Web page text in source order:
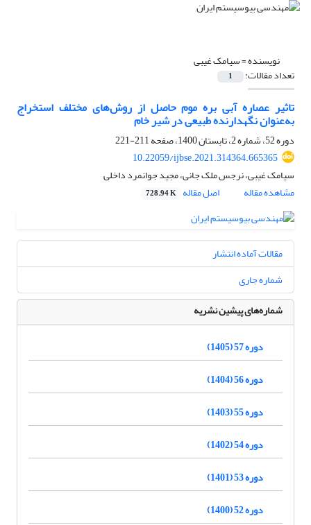
نویسنده =سیامک غیبی
تعداد مقالات: 1
تاثیر عصاره‌ آبی بره موم حاصل از روش‌های مختلف استخراج
به‌عنوان نگهدارنده طبیعی در شیر خام
دوره 52، شماره 2، تابستان 1400، صفحه
211-221
10.22059/ijbse.2021.314364.665365
سیامک غیبی، نرجس ملک جانی، مجید جوانمرد داخلی
مشاهده مقاله
اصل مقاله 728.94 K
مقالات آماده انتشار
شماره جاری
شماره‌های پیشین نشریه
دوره 57 (1405)
دوره 56 (1404)
دوره 55 (1403)
دوره 54 (1402)
دوره 53 (1401)
دوره 52 (1400)